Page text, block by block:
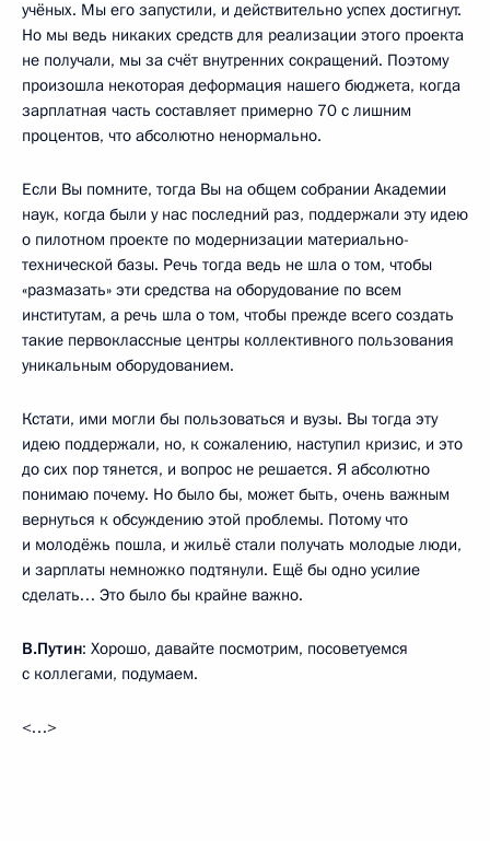
учёных. Мы его запустили, и действительно успех достигнут.
Но мы ведь никаких средств для реализации этого проекта
не получали, мы за счёт внутренних сокращений. Поэтому
произошла некоторая деформация нашего бюджета, когда
зарплатная часть составляет примерно 70 с лишним
процентов, что абсолютно ненормально.
Если Вы помните, тогда Вы на общем собрании Академии
наук, когда были у нас последний раз, поддержали эту идею
о пилотном проекте по модернизации материально-
технической базы. Речь тогда ведь не шла о том, чтобы
«размазать» эти средства на оборудование по всем
институтам, а речь шла о том, чтобы прежде всего создать
такие первоклассные центры коллективного пользования
уникальным оборудованием.
Кстати, ими могли бы пользоваться и вузы. Вы тогда эту
идею поддержали, но, к сожалению, наступил кризис, и это
до сих пор тянется, и вопрос не решается. Я абсолютно
понимаю почему. Но было бы, может быть, очень важным
вернуться к обсуждению этой проблемы. Потому что
и молодёжь пошла, и жильё стали получать молодые люди,
и зарплаты немножко подтянули. Ещё бы одно усилие
сделать… Это было бы крайне важно.
В.Путин: Хорошо, давайте посмотрим, посоветуемся
с коллегами, подумаем.
<…>